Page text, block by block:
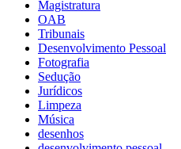
Magistratura
OAB
Tribunais
Desenvolvimento Pessoal
Fotografia
Sedução
Jurídicos
Limpeza
Música
desenhos